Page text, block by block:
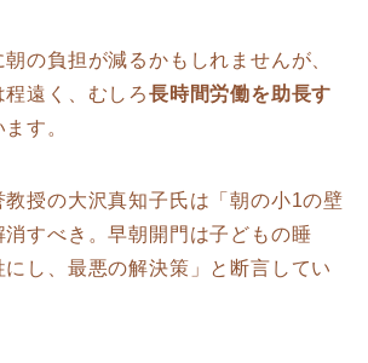
の負担が減るかもしれませんが、
遠く、むしろ長時間労働を助長す
す。
教授の大沢真知子氏は「朝の小1の壁
消すべき。早朝開門は子どもの睡
し、最悪の解決策」と断言してい